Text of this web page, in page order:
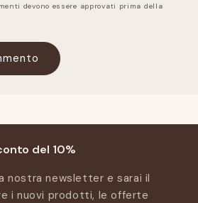
devono essere approvati prima della
del 10%
nostra newsletter e sarai il
i nuovi prodotti, le offerte